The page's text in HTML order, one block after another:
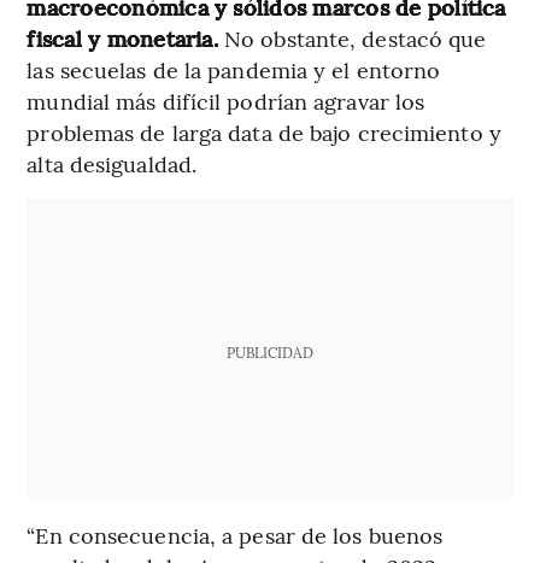
macroeconómica y sólidos marcos de política
fiscal y monetaria.No obstante, destacó que
las secuelas de la pandemia y el entorno
mundial más difícil podrían agravar los
problemas de larga data de bajo crecimiento y
alta desigualdad.
PUBLICIDAD
“En consecuencia, a pesar de los buenos